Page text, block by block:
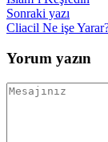
Sonraki yazı
Cliacil Ne işe
Yorum yazın